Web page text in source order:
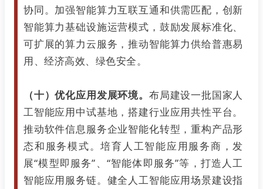
协同。加强智能算力互联互通和供需匹配，创新
智能算力基础设施运营模式，鼓励发展标准化、
可扩展的算力云服务，推动智能算力供给普惠易
用、经济高效、绿色安全。
（十）优化应用发展环境。 布局建设一批国家人
工智能应用中试基地，搭建行业应用共性平台。
推动软件信息服务企业智能化转型，重构产品形
态和服务模式。培育人工智能应用服务商，发
展“模型即服务”、“智能体即服务”等，打造人工
智能应用服务链。健全人工智能应用场景建设指